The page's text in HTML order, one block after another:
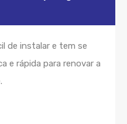
de instalar e tem se
e rápida para renovar a